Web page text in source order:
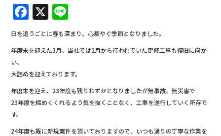
F
a
c
e
b
o
o
X
n
e
日を追うごとに春も深まり、心華やぐ季節となりました。
年度末を迎えた3月、当社では2月から行われていた定修工事も復旧に向か
い、
大詰めを迎えております。
年度末を迎え、23年度も残りわずかとなりましたが無事故、無災害で
23年度を締めくくれるよう気を抜くことなく、工事を遂行していく所存で
す。
24年度も既に新規案件を頂いておりますので、いつも通りの丁寧な作業を